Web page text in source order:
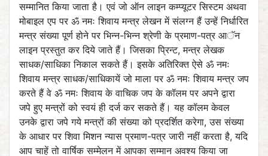
सम्मानित किया जाता है। एवं जो ऑन लाइन कम्प्यूटर सिस्टम अथवा
मोबाइल एप पर ॐ नमः शिवाय मन्त्र लेखन में संलग्न हैं उन्हें निर्धारित
मन्त्र संख्या पूर्ण होने पर भिन्न-भिन्न श्रेणी के प्रमाण-पत्र आॅन
लाइन प्रस्तुत कर दिये जाते हैं। जिसका प्रिन्ट, मन्त्र लेखक
साधक/साधिका निकाल सकते हैं। इसके अतिरिक्त ऐसे ॐ नमः
शिवाय मन्त्र साधक/साधिकायें जो माला पर ॐ नमः शिवाय मन्त्र जप
करते हैं वे ॐ नमः शिवाय के वाचिक जप के कॉलम पर अपने द्वारा
जपे हुए मन्त्रों को स्वयं ही दर्ज कर सकते हैं। यह कॉलम केवल
उनके द्वारा जपे गये मन्त्रों की संख्या को प्रदर्शित करेगा, उस संख्या
के आधार पर शिवा मिशन न्यास प्रमाण-पत्र जारी नहीं करता है, यदि
आप चाहें तो वार्षिक सम्मेलन में आपका सम्मान अवश्य किया जा